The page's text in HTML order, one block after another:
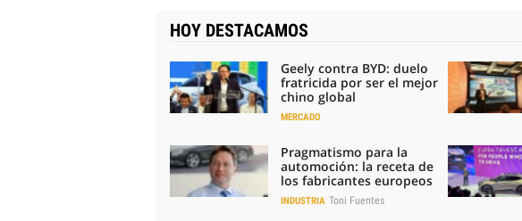
HOY DESTACAMOS
Geely contra BYD: duelo
fratricida por ser el mejor
chino global
MERCADO
Pragmatismo para la
automoción: la receta de
los fabricantes europeos
INDUSTRIA Toni Fuentes